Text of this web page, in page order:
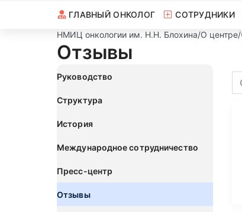
ГЛАВНЫЙ ОНКОЛОГ СОТРУДНИКИ
НМИЦ онкологии им. Н.Н. Блохина/О центре/
Отзывы
Руководство
Структура
История
Международное сотрудничество
Пресс-центр
Отзывы